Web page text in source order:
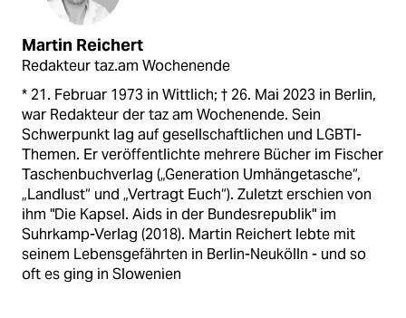
Martin Reichert
Redakteur taz.am Wochenende
* 21. Februar 1973 in Wittlich; † 26. Mai 2023 in Berlin,
war Redakteur der taz am Wochenende. Sein
Schwerpunkt lag auf gesellschaftlichen und LGBTI-
Themen. Er veröffentlichte mehrere Bücher im Fischer
Taschenbuchverlag („Generation Umhängetasche“,
„Landlust“ und „Vertragt Euch“). Zuletzt erschien von
ihm "Die Kapsel. Aids in der Bundesrepublik" im
Suhrkamp-Verlag (2018). Martin Reichert lebte mit
seinem Lebensgefährten in Berlin-Neukölln - und so
oft es ging in Slowenien